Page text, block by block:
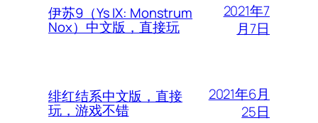
伊苏9（Ys IX: Monstrum
Nox）中文版，直接玩
2021年7
月7日
绯红结系中文版，直接
玩，游戏不错
2021年6月
25日